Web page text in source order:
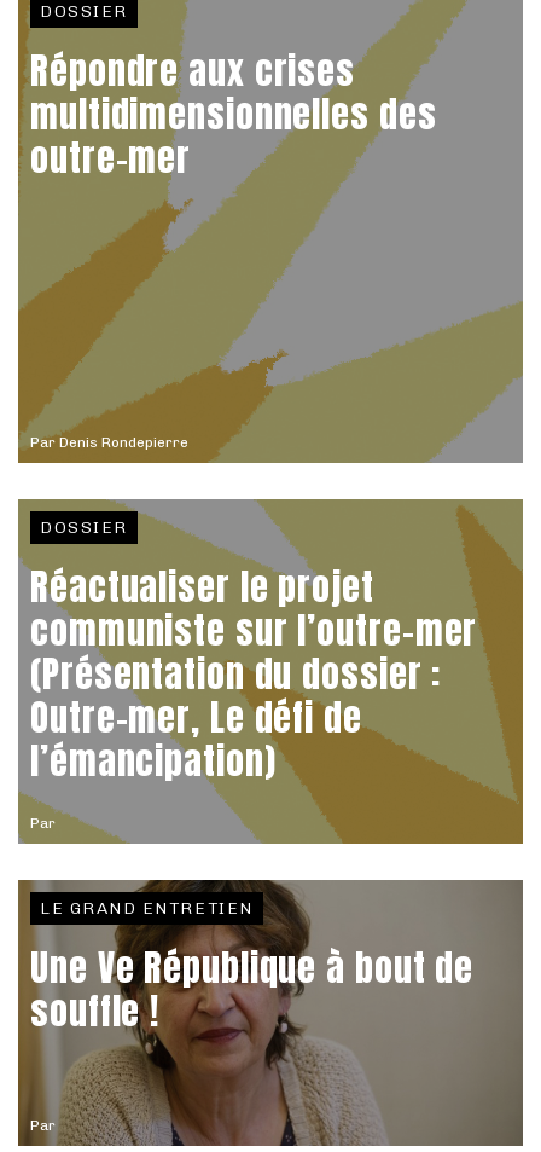
Par Denis Rondepierre
DOSSIER
Répondre aux crises
multidimensionnelles des
outre-mer
Par
DOSSIER
Réactualiser le projet
communiste sur l’outre-mer
(Présentation du dossier :
Outre-mer, Le défi de
l’émancipation)
Par
LE GRAND ENTRETIEN
Une Ve République à bout de
souffle !